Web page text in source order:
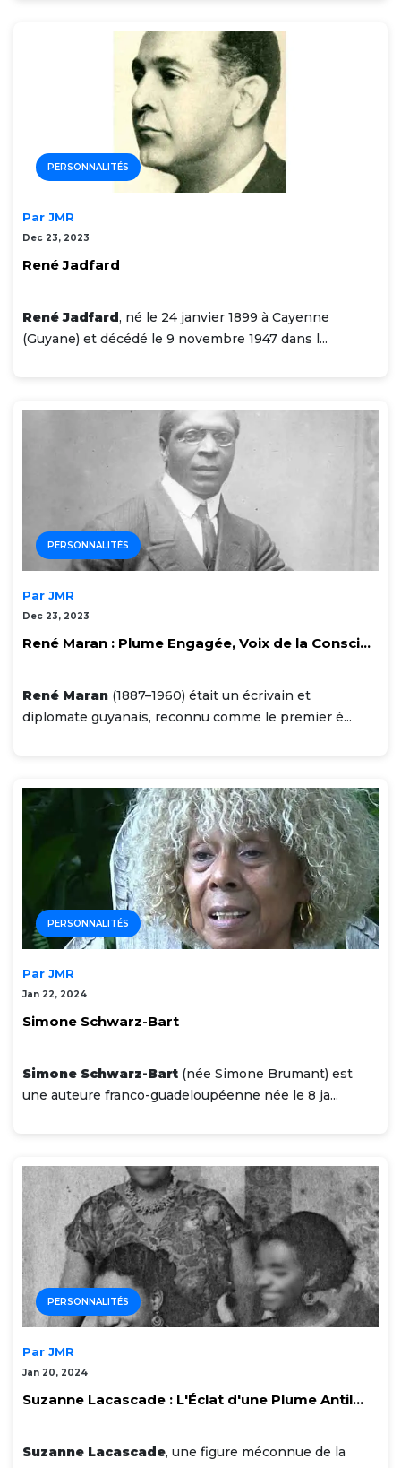
PERSONNALITÉS
Par JMR
Dec 23, 2023
René Jadfard
René Jadfard, né le 24 janvier 1899 à Cayenne
(Guyane) et décédé le 9 novembre 1947 dans l...
PERSONNALITÉS
Par JMR
Dec 23, 2023
René Maran : Plume Engagée, Voix de la Consci...
René Maran (1887–1960) était un écrivain et
diplomate guyanais, reconnu comme le premier é...
PERSONNALITÉS
Par JMR
Jan 22, 2024
Simone Schwarz-Bart
Simone Schwarz-Bart (née Simone Brumant) est
une auteure franco-guadeloupéenne née le 8 ja...
PERSONNALITÉS
Par JMR
Jan 20, 2024
Suzanne Lacascade : L'Éclat d'une Plume Antil...
Suzanne Lacascade, une figure méconnue de la